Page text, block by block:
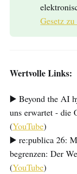
Gesetz
Wertvolle Links:
▶️ Beyond the AI
uns erwartet - die
(YouTube)
▶️ re:publica 26:
begrenzen: Der
(YouTube)